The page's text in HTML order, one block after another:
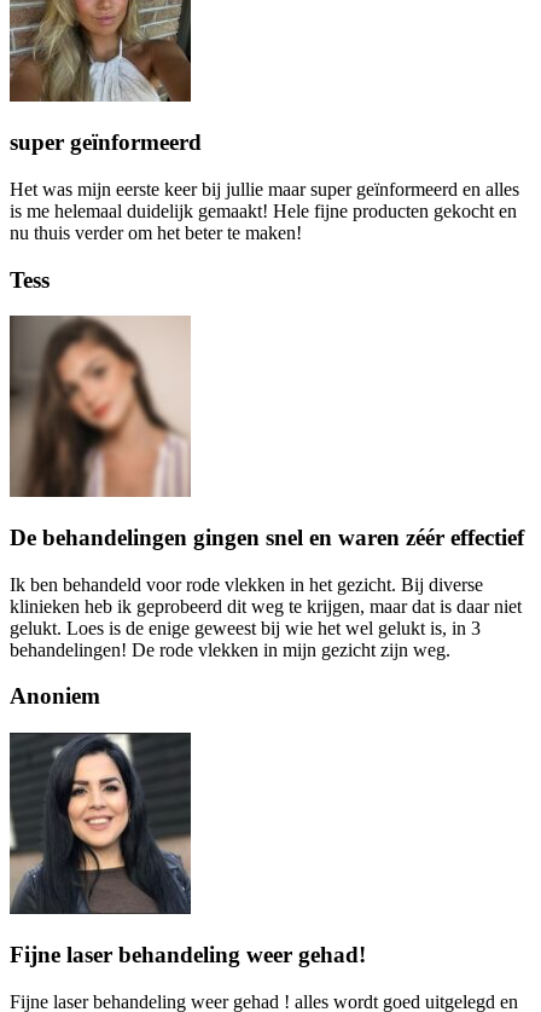
super geïnformeerd
Het was mijn eerste keer bij jullie maar super geïnformeerd en alles
is me helemaal duidelijk gemaakt! Hele fijne producten gekocht en
nu thuis verder om het beter te maken!
Tess
De behandelingen gingen snel en waren zéér effectief
Ik ben behandeld voor rode vlekken in het gezicht. Bij diverse
klinieken heb ik geprobeerd dit weg te krijgen, maar dat is daar niet
gelukt. Loes is de enige geweest bij wie het wel gelukt is, in 3
behandelingen! De rode vlekken in mijn gezicht zijn weg.
Anoniem
Fijne laser behandeling weer gehad!
Fijne laser behandeling weer gehad ! alles wordt goed uitgelegd en